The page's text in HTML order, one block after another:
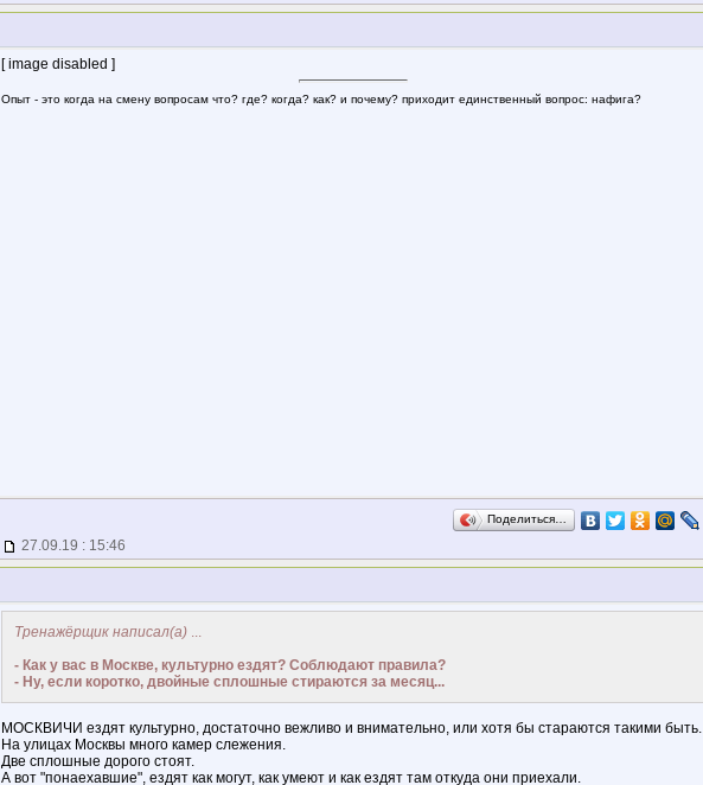
[ image disabled ]
Опыт - это когда на смену вопросам что? где? когда? как? и почему? приходит единственный вопрос: нафига?
Поделиться…
27.09.19 : 15:46
Тренажёрщик написал(а)...
- Как у вас в Москве, культурно ездят? Соблюдают правила?
- Ну, если коротко, двойные сплошные стираются за месяц...
МОСКВИЧИ ездят культурно, достаточно вежливо и внимательно, или хотя бы стараются такими быть.
На улицах Москвы много камер слежения.
Две сплошные дорого стоят.
А вот "понаехавшие", ездят как могут, как умеют и как ездят там откуда они приехали.